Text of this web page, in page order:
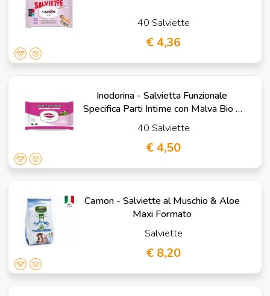
40 Salviette
€ 4,36
Inodorina - Salvietta Funzionale
Specifica Parti Intime con Malva Bio e
Calendula
40 Salviette
€ 4,50
Camon - Salviette al Muschio & Aloe
Maxi Formato
Salviette
€ 8,20